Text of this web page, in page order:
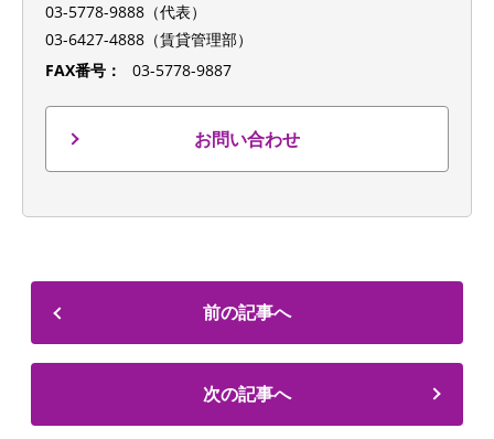
03-5778-9888（代表）
03-6427-4888（賃貸管理部）
FAX番号：
03-5778-9887
お問い合わせ
前の記事へ
次の記事へ